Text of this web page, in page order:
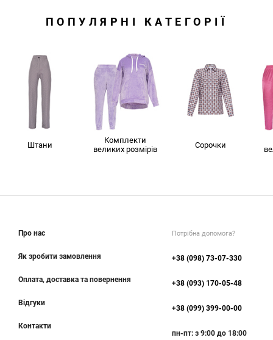
ПОПУЛЯРНІ КАТЕГОРІЇ
Штани
Комплекти
великих розмірів
Сорочки
Про нас
Як зробити замовлення
Оплата, доставка та повернення
Відгуки
Контакти
Потрібна допомога?
+38 (098) 73-07-330
+38 (093) 170-05-48
+38 (099) 399-00-00
пн-пт: з 9:00 до 18:00